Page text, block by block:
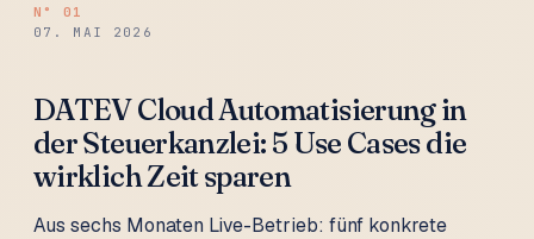
N° 01
07. MAI 2026
DATEV Cloud Automatisierung in
der Steuerkanzlei: 5 Use Cases die
wirklich Zeit sparen
Aus sechs Monaten Live-Betrieb: fünf konkrete